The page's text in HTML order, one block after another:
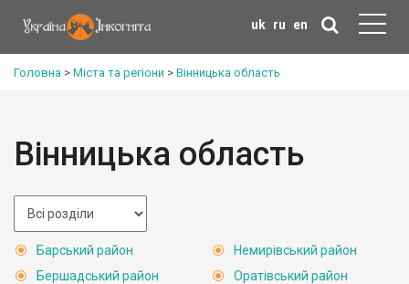
uk ru en
Головна > Міста та регіони > Вінницька область
Вінницька область
Барський район
Бершадський район
Немирівський район
Оратівський район